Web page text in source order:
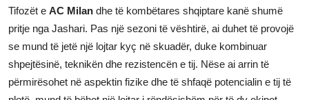
Tifozët e AC Milan dhe të kombëtares shqiptare kanë shumë
pritje nga Jashari. Pas një sezoni të vështirë, ai duhet të provojë
se mund të jetë një lojtar kyç në skuadër, duke kombinuar
shpejtësinë, teknikën dhe rezistencën e tij. Nëse ai arrin të
përmirësohet në aspektin fizike dhe të shfaqë potencialin e tij të